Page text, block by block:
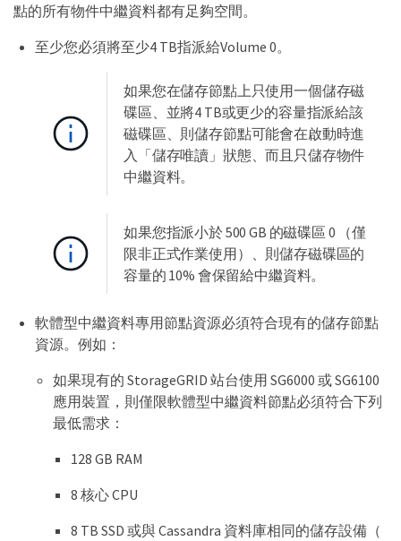
點的所有物件中繼資料都有足夠空間。
至少您必須將至少4 TB指派給Volume 0。
如果您在儲存節點上只使用一個儲存磁
碟區、並將4 TB或更少的容量指派給該
磁碟區、則儲存節點可能會在啟動時進
入「儲存唯讀」狀態、而且只儲存物件
中繼資料。
如果您指派小於 500 GB 的磁碟區 0 （僅
限非正式作業使用）、則儲存磁碟區的
容量的 10% 會保留給中繼資料。
軟體型中繼資料專用節點資源必須符合現有的儲存節點
資源。例如：
如果現有的 StorageGRID 站台使用 SG6000 或 SG6100
應用裝置，則僅限軟體型中繼資料節點必須符合下列
最低需求：
128 GB RAM
8 核心 CPU
8 TB SSD 或與 Cassandra 資料庫相同的儲存設備（